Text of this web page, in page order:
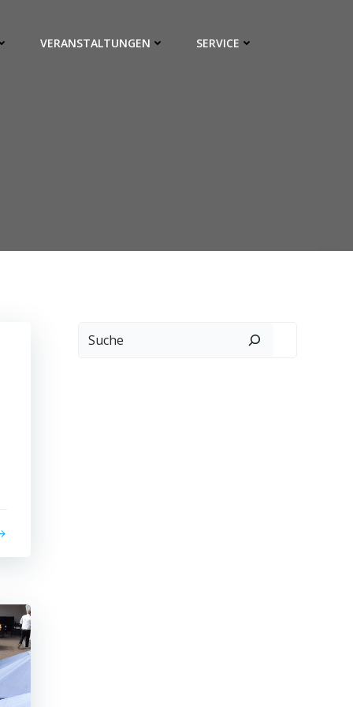
VERANSTALTUNGEN SERVICE
Suchen